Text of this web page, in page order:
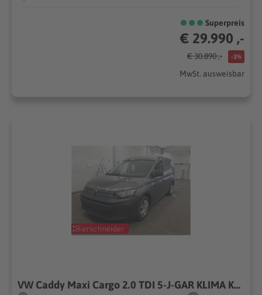
Superpreis
€ 29.990 ,-
€ 30.890 ,- -3%
MwSt. ausweisbar
VW Caddy Maxi Cargo 2.0 TDI 5-J-GAR KLIMA KAMERA MFL